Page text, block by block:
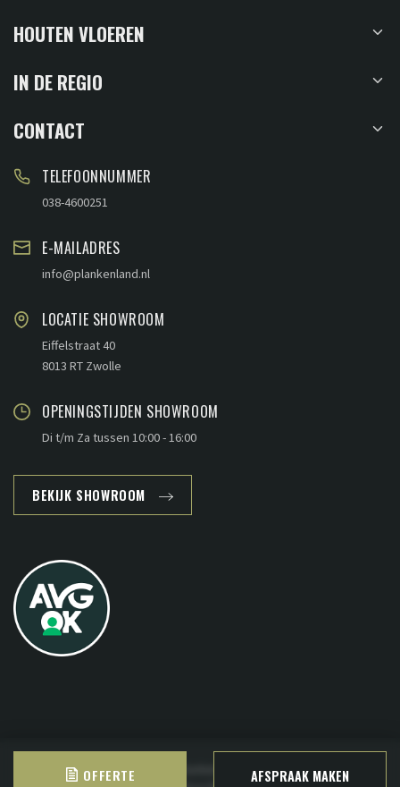
OFFERTE AFSPRAAK MAKEN
HOUTEN VLOEREN
IN DE REGIO
CONTACT
TELEFOONNUMMER
038-4600251
E-MAILADRES
info@plankenland.nl
LOCATIE SHOWROOM
Eiffelstraat 40
8013 RT Zwolle
OPENINGSTIJDEN SHOWROOM
Di t/m Za tussen 10:00 - 16:00
BEKIJK SHOWROOM
Copyright © 2026 - www.plankenland.nl ·Sitemap·Privacy